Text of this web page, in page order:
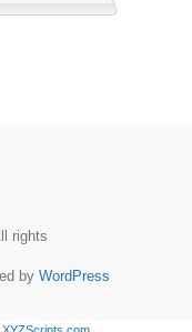
rights
by WordPress